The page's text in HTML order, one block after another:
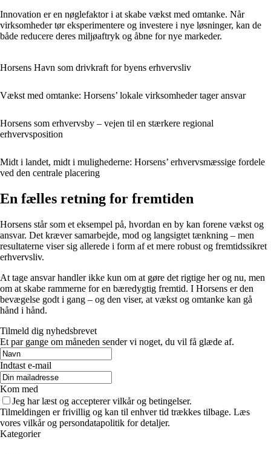
Innovation er en nøglefaktor i at skabe vækst med omtanke. Når
virksomheder tør eksperimentere og investere i nye løsninger, kan de
både reducere deres miljøaftryk og åbne for nye markeder.
Horsens Havn som drivkraft for byens erhvervsliv
Vækst med omtanke: Horsens’ lokale virksomheder tager ansvar
Horsens som erhvervsby – vejen til en stærkere regional
erhvervsposition
Midt i landet, midt i mulighederne: Horsens’ erhvervsmæssige fordele
ved den centrale placering
En fælles retning for fremtiden
Horsens står som et eksempel på, hvordan en by kan forene vækst og
ansvar. Det kræver samarbejde, mod og langsigtet tænkning – men
resultaterne viser sig allerede i form af et mere robust og fremtidssikret
erhvervsliv.
At tage ansvar handler ikke kun om at gøre det rigtige her og nu, men
om at skabe rammerne for en bæredygtig fremtid. I Horsens er den
bevægelse godt i gang – og den viser, at vækst og omtanke kan gå
hånd i hånd.
Tilmeld dig nyhedsbrevet
Et par gange om måneden sender vi noget, du vil få glæde af.
Indtast e-mail
Kom med
Jeg har læst og accepterer vilkår og betingelser.
Tilmeldingen er frivillig og kan til enhver tid trækkes tilbage. Læs
vores vilkår og persondatapolitik for detaljer.
Kategorier